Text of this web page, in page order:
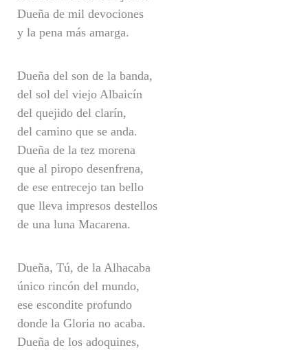
Dueña de mil devociones
y la pena más amarga.
Dueña del son de la banda,
del sol del viejo Albaicín
del quejido del clarín,
del camino que se anda.
Dueña de la tez morena
que al piropo desenfrena,
de ese entrecejo tan bello
que lleva impresos destellos
de una luna Macarena.
Dueña, Tú, de la Alhacaba
único rincón del mundo,
ese escondite profundo
donde la Gloria no acaba.
Dueña de los adoquines,